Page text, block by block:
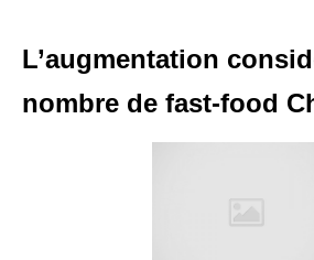
L’augmentation
nombre de fast-food